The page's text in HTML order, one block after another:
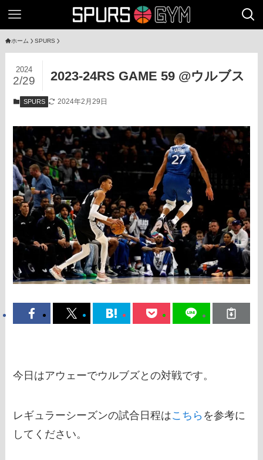
ホーム SPURS
2023-24RS GAME 59 @ウルブス
2024
2/29
SPURS 2024年2月29日
今日はアウェーでウルブズとの対戦です。
レギュラーシーズンの試合日程はこちら を参考に
してください。